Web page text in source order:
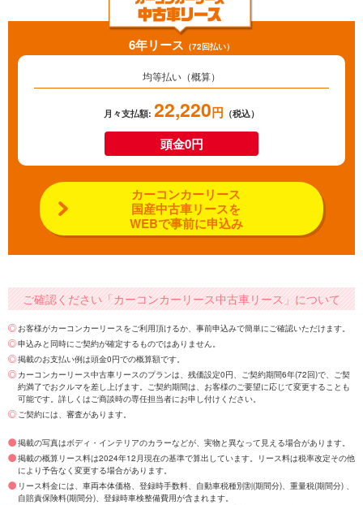
6年リース （72回払い）
均等払い（概算）
月々支払額: 22,220円 （税込）
頭金0円
カーコンカーリース
国産中古車リースを
WEBで事前に申込み
ご確認ください「カーコンカーリース中古車リース」について
お客様がカーコンカーリースをご利用頂けるか、事前申込みで簡単にご確認いただけます。
申込みと同時にご契約が確定するものではありません。
掲載のお支払い例は頭金0円での概算額です。
カーコンカーリース中古車リースのプランは、残価設定0円、ご契約期間6年(72回)で、ご契
約満了でおクルマを差し上げます。ご契約期間は、お客様のご要望に応じて変更することも
可能です。詳しくはご商談時の専任担当者にお申し付けください。
ご契約には、審査があります。
掲載の写真はボディ・インテリアのカラーなどが、実物と異なって見える場合があります。
掲載の概算リース料は2024年12月現在の基準で算出しています。リース料は税率改定その他
により予告なく変更する場合があります。
リース料金には、車両本体価格、登録時手数料、自動車税種別割(期間分)、重量税(期間分) 、
自賠責保険料(期間分)、登録時車検整備費用が含まれます。